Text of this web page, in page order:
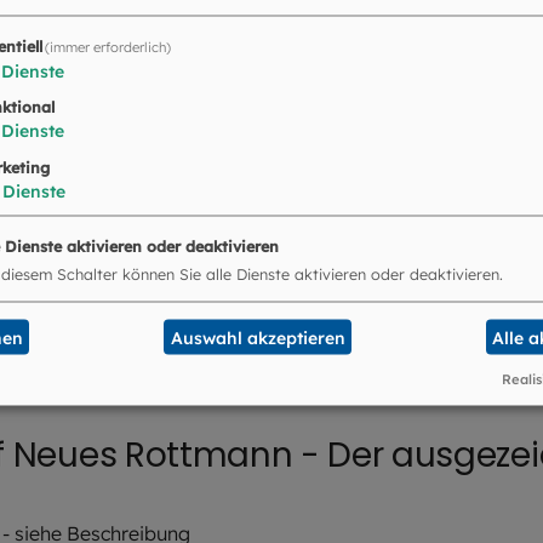
Der Sommer - ein Loch?
St. Paul, München
Neues Rottmann - Der
- siehe Beschreibung
Rottmann - Der
siehe Beschreibung
(immer erforderlich)
Dienste
Dienste
Dienste
Dienste aktivieren oder deaktivieren
Schalter können Sie alle Dienste aktivieren oder deaktivieren.
Auswahl akzeptieren Alle